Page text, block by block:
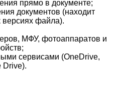
прямо в документе;
документов (находит
версиях файла).
МФУ, фотоаппаратов и
сервисами (OneDrive,
Drive).